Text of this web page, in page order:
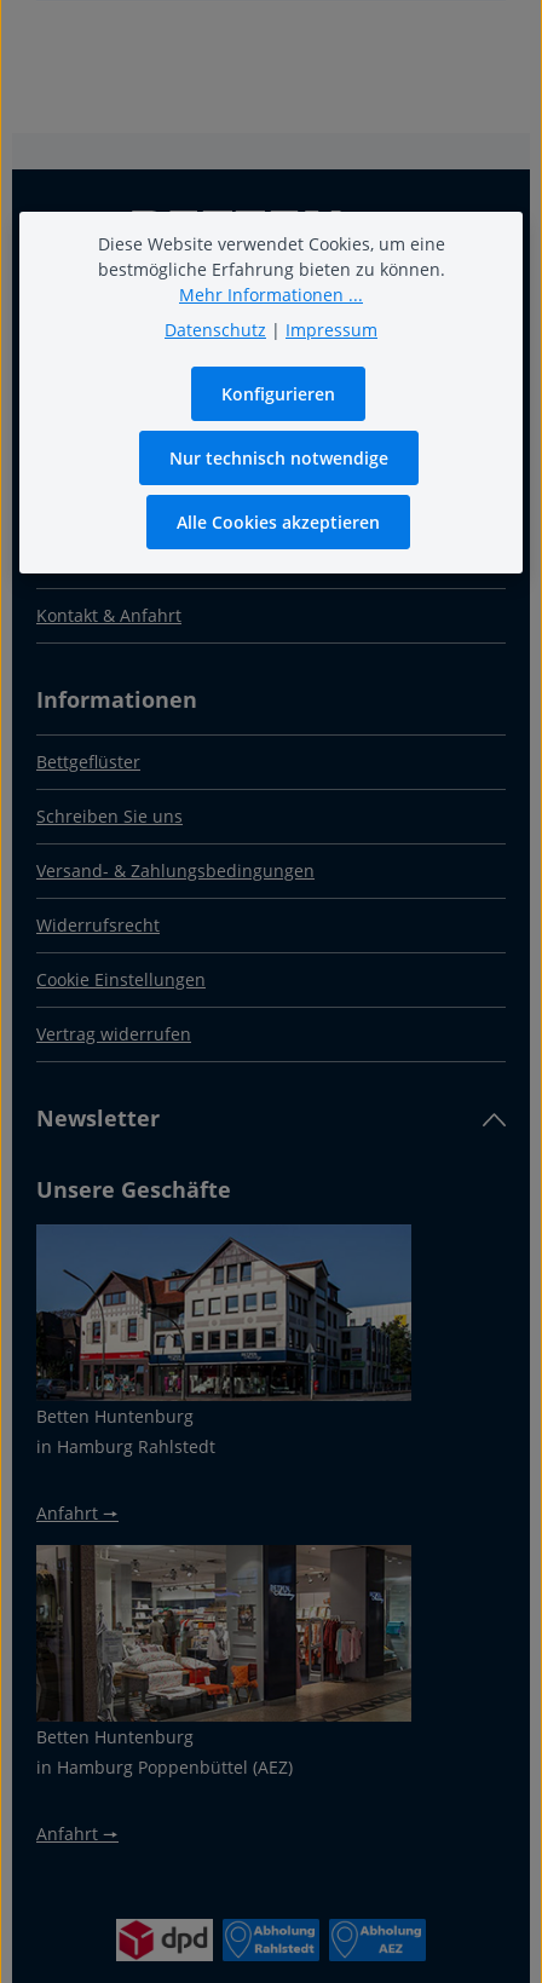
Kontakt & Anfahrt
Informationen
Bettgeflüster
Schreiben Sie uns
Versand- & Zahlungsbedingungen
Widerrufsrecht
Cookie Einstellungen
Vertrag widerrufen
Newsletter
Unsere Geschäfte
Betten Huntenburg
in Hamburg Rahlstedt
Anfahrt 🠖
Betten Huntenburg
in Hamburg Poppenbüttel (AEZ)
Anfahrt 🠖
Diese Website verwendet Cookies, um eine
bestmögliche Erfahrung bieten zu können.
Mehr Informationen ...
Datenschutz | Impressum
Nur technisch notwendige
Konfigurieren
Alle Cookies akzeptieren